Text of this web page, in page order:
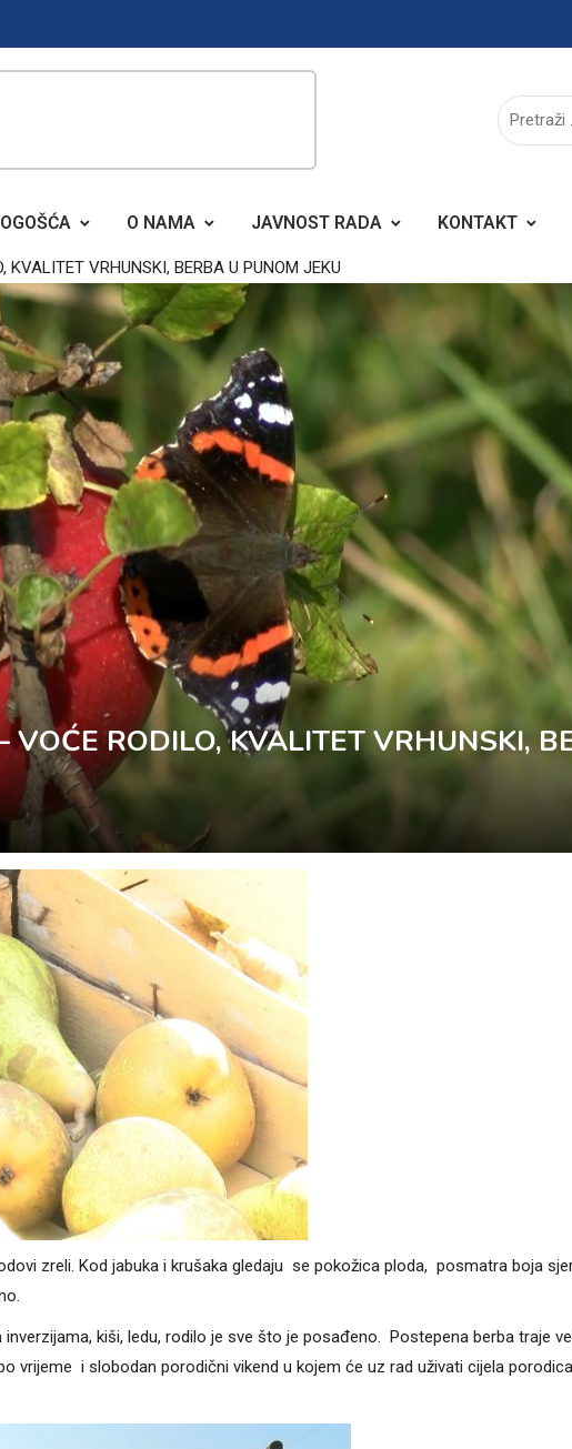
O NAMA JAVNOST RADA KONTAKT
VRHUNSKI, BERBA U PUNOM JEKU
VOĆE RODILO, KVALITET VRHUNSKI,
zreli. Kod jabuka i krušaka gledaju se pokožica ploda, posmatra boja
kiši, ledu, rodilo je sve što je posađeno. Postepena berba traje
vrijeme i slobodan porodični vikend u kojem će uz rad uživati cijela